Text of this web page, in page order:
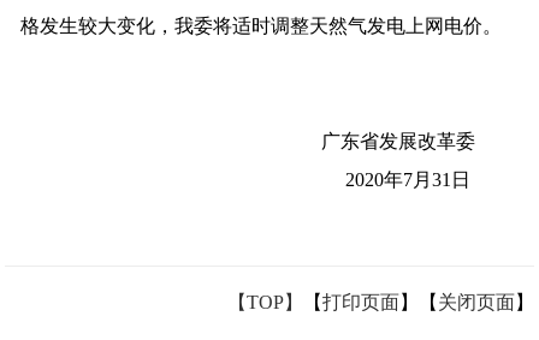
格发生较大变化，我委将适时调整天然气发电上网电价。
广东省发展改革委
2020年7月31日
【TOP】 【打印页面】【 关闭页面】